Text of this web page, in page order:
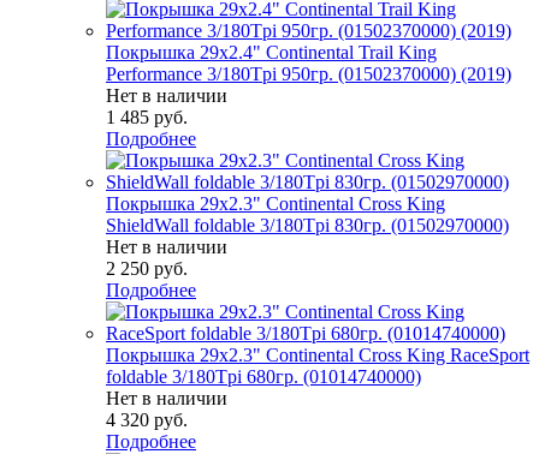
Покрышка 29x2.4" Continental Trail King
Performance 3/180Tpi 950гр. (01502370000) (2019)
Нет в наличии
1 485 руб.
Подробнее
Покрышка 29x2.3" Continental Cross King
ShieldWall foldable 3/180Tpi 830гр. (01502970000)
Нет в наличии
2 250 руб.
Подробнее
Покрышка 29x2.3" Continental Cross King RaceSport
foldable 3/180Tpi 680гр. (01014740000)
Нет в наличии
4 320 руб.
Подробнее